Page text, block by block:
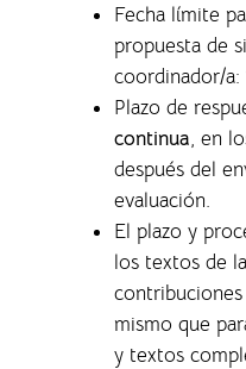
Fecha límite
propuesta de
coordinador/a:
Plazo de
continua, en
después del
evaluación.
El plazo y
los textos de
mismo que
y textos